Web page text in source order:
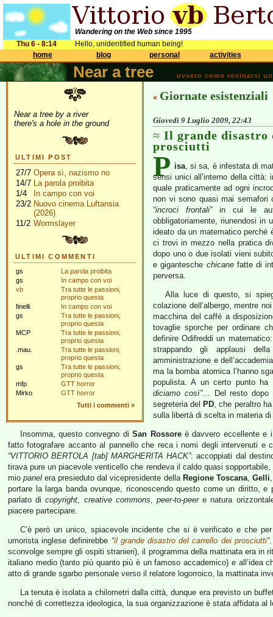
Wandering on the Web since 1995
Thu 6 - 8:14
Hello, unidentified human being!
home
blog personal activities
Near a tree ovvero come rovinarsi
Near a tree by a river
there's a hole in the ground
ULTIMI POST
27/7 Opera sì, nazismo no
14/7 La parola proibita
1/4
In campo con voi
23/2 Nuovo cinema Luftansia
(2026)
11/2 Wormslayer
ULTIMI COMMENTI
gs
La parola proibita
gs
In campo con voi
vb
Tra tutte le passioni,
proprio questa
finelli
In campo con voi
gs
Tra tutte le passioni,
proprio questa
MCP
Tra tutte le passioni,
proprio questa
.mau.
Tra tutte le passioni,
proprio questa
gs
Tra tutte le passioni,
proprio questa
mfp
GTT horror
Mirko
GTT horror
Tutti i commenti »
« Giornate esistenziali
Giovedì 9 Luglio 2009, 22:43
Il grande disastro
prosciutti
P isa, si sa, è infestata di
sensi unici all’interno della città:
quale praticamente ad ogni
non vi sono quasi mai
“incroci frontali”in cui le auto
obbligatoriamente, riunendosi in
ideato da un matematico perché
ci trovi in mezzo nella pratica
dopo uno o due isolati vieni
e gigantesche chicanefatte di
perversa.
Alla luce di questo, si
colazione dell’albergo, mentre
macchina del caffé a
tovaglie sporche per ordinare
definire Odifreddi un
strappando gli applausi
amministrazione e
ma la bomba atomica l’hanno
populista. A un certo punto
diciamo così”… Del resto dopo
segreteria del PD, che peraltro
sulla libertà di scelta in materia
Insomma, questo convegno diSan Rossoreè davvero eccellente e
fatto fotografare accanto al pannello che reca i nomi degli intervenuti
“VITTORIO BERTOLA [tab] MARGHERITA HACK”: accoppiati dal
tirava pure un piacevole venticello che rendeva il caldo quasi
miopanel era presieduto dal vicepresidente della Regione Toscana, Gelli
portare la larga banda ovunque, riconoscendo questo come un diritto,
parlato dicopyright, creative commons,peer-to-peere natura
piacere partecipare.
C’è però un unico, spiacevole incidente che si è verificato e che
umorista inglese definirebbe “il grande disastro del carrello dei prosciutti“.
sconvolge sempre gli ospiti stranieri), il programma della mattinata era in
italiano medio (tanto più quanto più è un famoso accademico) e all’idea
atto di grande sgarbo personale verso il relatore logorroico, la mattinata
La tenuta è isolata a chilometri dalla città, dunque era previsto un
nonché di correttezza ideologica, la sua organizzazione è stata affidata al